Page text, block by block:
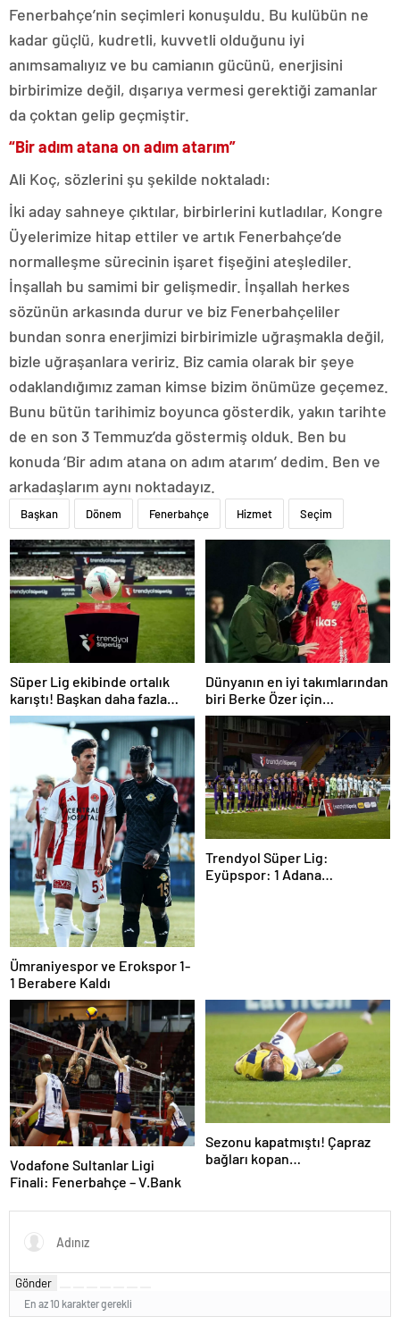
Fenerbahçe’nin seçimleri konuşuldu. Bu kulübün ne
kadar güçlü, kudretli, kuvvetli olduğunu iyi
anımsamalıyız ve bu camianın gücünü, enerjisini
birbirimize değil, dışarıya vermesi gerektiği zamanlar
da çoktan gelip geçmiştir.
“Bir adım atana on adım atarım”
Ali Koç, sözlerini şu şekilde noktaladı:
İki aday sahneye çıktılar, birbirlerini kutladılar, Kongre
Üyelerimize hitap ettiler ve artık Fenerbahçe’de
normalleşme sürecinin işaret fişeğini ateşlediler.
İnşallah bu samimi bir gelişmedir. İnşallah herkes
sözünün arkasında durur ve biz Fenerbahçeliler
bundan sonra enerjimizi birbirimizle uğraşmakla değil,
bizle uğraşanlara veririz. Biz camia olarak bir şeye
odaklandığımız zaman kimse bizim önümüze geçemez.
Bunu bütün tarihimiz boyunca gösterdik, yakın tarihte
de en son 3 Temmuz’da göstermiş olduk. Ben bu
konuda ‘Bir adım atana on adım atarım’ dedim. Ben ve
arkadaşlarım aynı noktadayız.
Başkan Dönem Fenerbahçe Hizmet Seçim
Süper Lig ekibinde ortalık
karıştı! Başkan daha fazla
dayanamadı
Dünyanın en iyi takımlarından
biri Berke Özer için
İstanbul’da
Ümraniyespor ve Erokspor 1-
1 Berabere Kaldı
Trendyol Süper Lig:
Eyüpspor: 1 Adana
Vodafone Sultanlar Ligi
Finali: Fenerbahçe – V.Bank
Sezonu kapatmıştı! Çapraz
bağları kopan
Gönder
En az 10 karakter gerekli